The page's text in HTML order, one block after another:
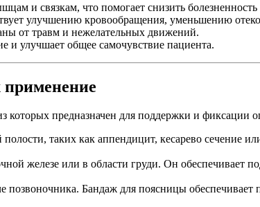
и связкам, что помогает снизить
улучшению кровообращения, уменьшению
от травм и нежелательных движений.
улучшает общее самочувствие пациента.
применение
предназначен для поддержки и фиксации
таких как аппендицит, кесарево сечение
железе или в области груди. Он обеспечивает
позвоночника. Бандаж для поясницы